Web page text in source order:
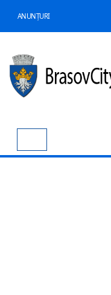
ANUNȚURI